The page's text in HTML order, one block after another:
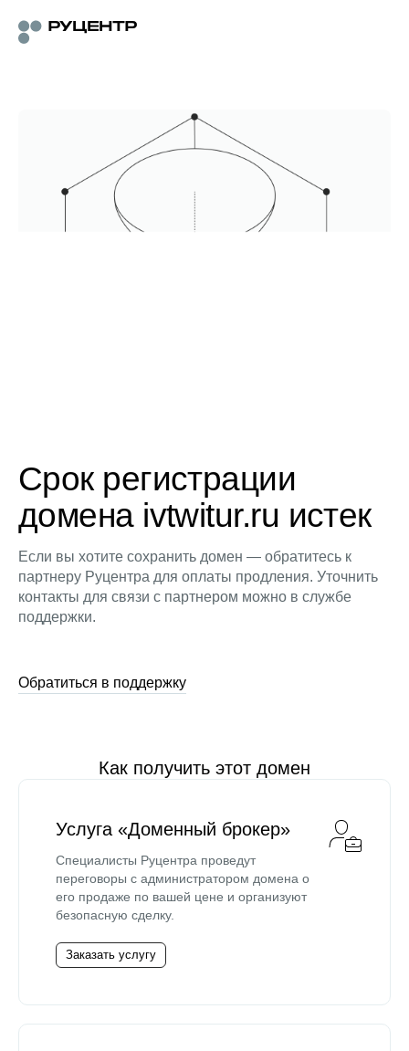
Срок регистрации
домена ivtwitur.ru истек
Если вы хотите сохранить домен — обратитесь к
партнеру Руцентра для оплаты продления. Уточнить
контакты для связи с партнером можно в службе
поддержки.
Обратиться в поддержку
Как получить этот домен
Услуга «Доменный брокер»
Специалисты Руцентра проведут
переговоры с администратором домена о
его продаже по вашей цене и организуют
безопасную сделку.
Заказать услугу